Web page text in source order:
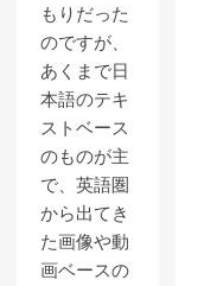
もりだった
のですが、
あくまで日
本語のテキ
ストベース
のものが主
で、英語圏
から出てき
た画像や動
画ベースの